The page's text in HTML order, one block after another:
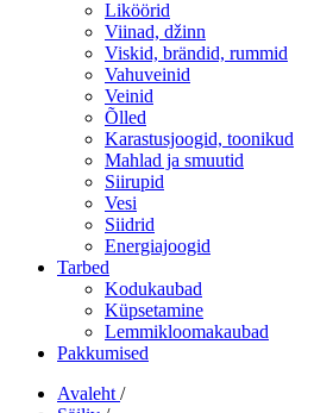
Liköörid
Viinad, džinn
Viskid, brändid, rummid
Vahuveinid
Veinid
Õlled
Karastusjoogid, toonikud
Mahlad ja smuutid
Siirupid
Vesi
Siidrid
Energiajoogid
Tarbed
Kodukaubad
Küpsetamine
Lemmikloomakaubad
Pakkumised
Avaleht /